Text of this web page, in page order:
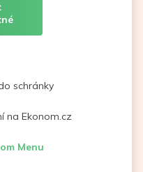
schránky
na Ekonom.cz
Menu